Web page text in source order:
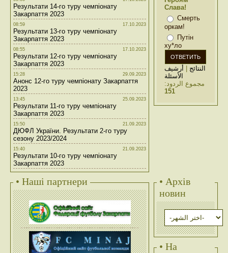
Результати 14-го туру чемпіонату
Закарпаття 2023
08:59 17.10.2023
Результати 13-го туру чемпіонату
Закарпаття 2023
08:55 17.10.2023
Результати 12-го туру чемпіонату
Закарпаття 2023
15:28 29.09.2023
Анонс 12-го туру чемпіонату Закарпаття
2023
13:45 25.09.2023
Результати 11-го туру чемпіонату
Закарпаття 2023
15:50 21.09.2023
ДЮФЛ України. Результати 2-го туру
сезону 2023/2024
15:40 21.09.2023
Результати 10-го туру чемпіонату
Закарпаття 2023
Слава!
Смерть
оркам!
Путін
ху*ло
النتائج | أرشيف
الأسئلة
مجموع الردود:
151
• Наші партнери
• Архів
новин
• На